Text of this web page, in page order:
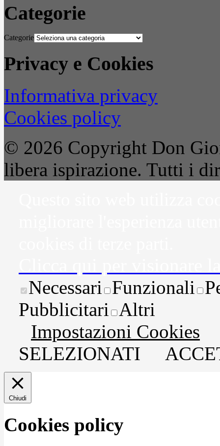
Categorie
Categorie
Privacy e Cookies
Informativa privacy
Cookies policy
© 2026 Copyright Don
libera ispirazione. Tutti i
Necessari Funzionali
Pubblicitari Altri
Impostazioni Cookies
SELEZIONATI
Chiudi
Cookies policy